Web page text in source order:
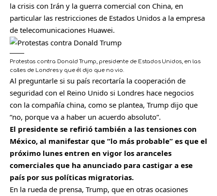
la crisis con Irán y la guerra comercial con China, en
particular las restricciones de Estados Unidos a la empresa
de telecomunicaciones Huawei.
Protestas contra Donald Trump, presidente de Estados Unidos, en las
calles de Londres y que él dijo que no vio.
Al preguntarle si su país recortaría la cooperación de
seguridad con el Reino Unido si Londres hace negocios
con la compañía china, como se plantea, Trump dijo que
“no, porque va a haber un acuerdo absoluto”.
El presidente se refirió también a las tensiones con
México, al manifestar que “lo más probable” es que el
próximo lunes entren en vigor los aranceles
comerciales que ha anunciado para castigar a ese
país por sus políticas migratorias.
En la rueda de prensa, Trump, que en otras ocasiones